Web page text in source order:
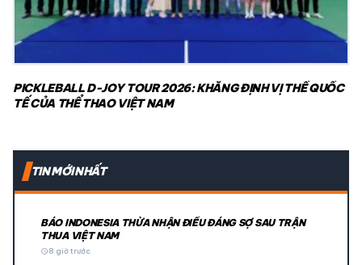
PICKLEBALL D-JOY TOUR 2026: KHẲNG ĐỊNH VỊ THẾ QUỐC
TẾ CỦA THỂ THAO VIỆT NAM
TIN MỚI NHẤT
BÁO INDONESIA THỪA NHẬN ĐIỀU ĐÁNG SỢ SAU TRẬN
THUA VIỆT NAM
schedule8 giờ trước